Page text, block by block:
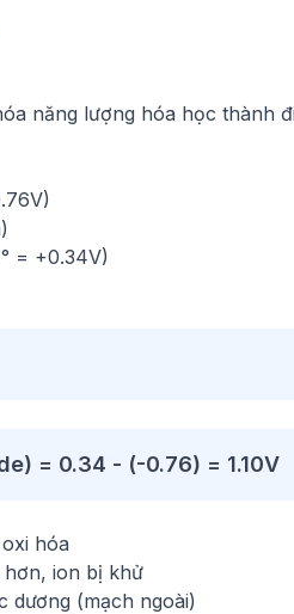
năng lượng hóa học thành
= +0.34V)
= 0.34 - (-0.76) = 1.10V
hóa
hơn, ion bị khử
(mạch ngoài)